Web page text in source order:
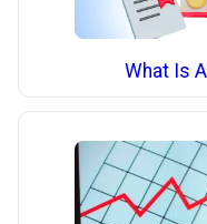
What Is